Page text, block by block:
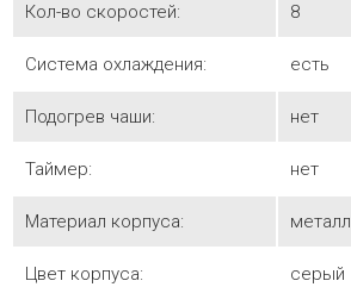
Кол-во скоростей: 8
Система охлаждения: есть
Подогрев чаши: нет
Таймер: нет
Материал корпуса: металл
Цвет корпуса: серый